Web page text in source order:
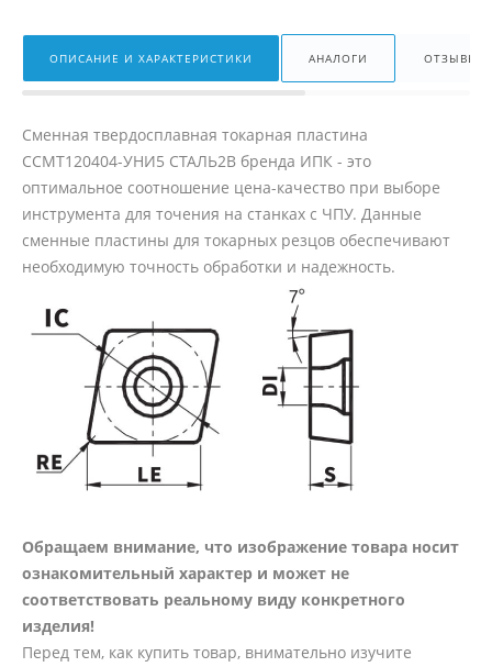
ОПИСАНИЕ И ХАРАКТЕРИСТИКИ АНАЛОГИ ОТЗЫВЫ
Сменная твердосплавная токарная пластина
CCMT120404-УНИ5 СТАЛЬ2В бренда ИПК - это
оптимальное соотношение цена-качество при выборе
инструмента для точения на станках с ЧПУ. Данные
сменные пластины для токарных резцов обеспечивают
необходимую точность обработки и надежность.
Обращаем внимание, что изображение товара носит
ознакомительный характер и может не
соответствовать реальному виду конкретного
изделия!
Перед тем, как купить товар, внимательно изучите